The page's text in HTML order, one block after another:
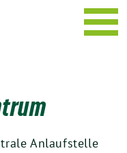
Anlaufstelle